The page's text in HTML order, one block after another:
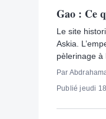
Gao : Ce
Le site
Askia.
pèlerinage à
Par
Publié jeudi